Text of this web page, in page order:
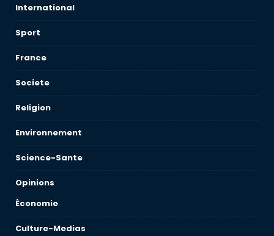
International
Sport
France
Societe
Religion
Environnement
Science-Sante
Opinions
Économie
Culture-Medias